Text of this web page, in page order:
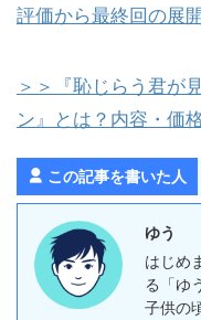
評価から最終回の展
＞＞『恥じらう君が
ン』とは？内容・価
この記事を書いた人
ゆう
はじめ
る「ゆ
子供の